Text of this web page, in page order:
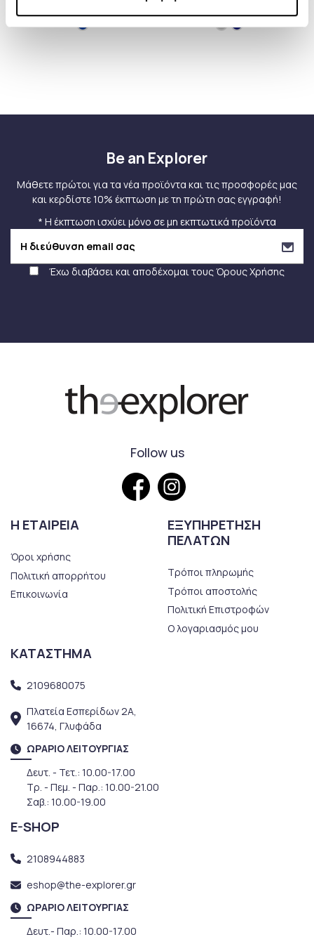
Be an Explorer
Μάθετε πρώτοι για τα νέα προϊόντα και τις προσφορές μας
και κερδίστε 10% έκπτωση με τη πρώτη σας εγγραφή!
* Η έκπτωση ισχύει μόνο σε μη εκπτωτικά προϊόντα
Έχω διαβάσει και αποδέχομαι τουςΌρους Χρήσης
Follow us
Η ΕΤΑΙΡΕΙΑ
Όροι χρήσης
Πολιτική απορρήτου
Επικοινωνία
ΕΞΥΠΗΡΕΤΗΣΗ
ΠΕΛΑΤΩΝ
Τρόποι πληρωμής
Τρόποι αποστολής
Πολιτική Επιστροφών
Ο λογαριασμός μου
ΚΑΤΑΣΤΗΜΑ
2109680075
Πλατεία Εσπερίδων 2Α,
16674, Γλυφάδα
ΩΡΑΡΙΟ ΛΕΙΤΟΥΡΓΙΑΣ
Δευτ. - Τετ.: 10.00-17.00
Τρ. - Πεμ. - Παρ.: 10.00-21.00
Σαβ.: 10.00-19.00
E-SHOP
2108944883
eshop@the-explorer.gr
ΩΡΑΡΙΟ ΛΕΙΤΟΥΡΓΙΑΣ
Δευτ.- Παρ.: 10.00-17.00